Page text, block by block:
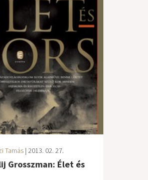
Tamás | 2013. 02. 27.
Grosszman: Élet és